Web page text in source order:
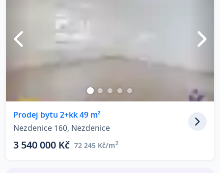
Ceny prodaných nemovitostí
Okamžitý výkup
Co říkají naši zákazníci
Blog
O nás
Prodej bytu 2+kk 49 m²
Nezdenice 160, Nezdenice
3 540 000 Kč 72 245 Kč/m2